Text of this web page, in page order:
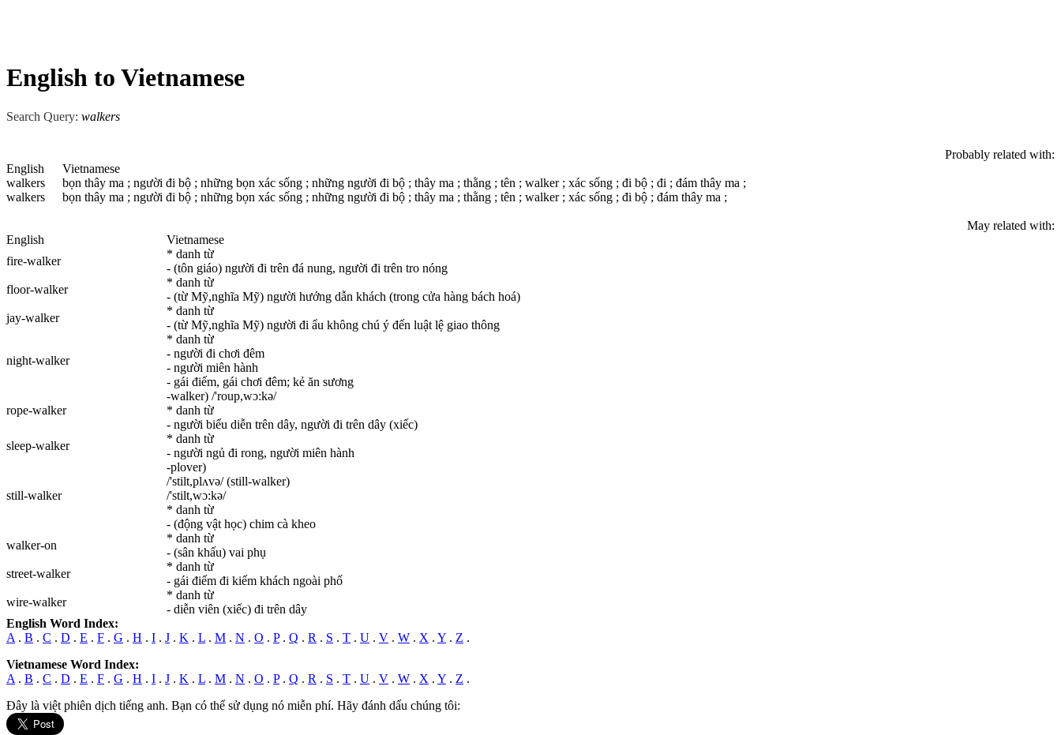
English to Vietnamese
Search Query: walkers
Probably related with:
English
Vietnamese
walkers
bọn thây ma ; người đi bộ ; những bọn xác sống ; những người đi bộ ; thây ma ; thằng ; tên ; walker ; xác sống ; đi bộ ; đi ; đám thây ma ;
walkers
bọn thây ma ; người đi bộ ; những bọn xác sống ; những người đi bộ ; thây ma ; thằng ; tên ; walker ; xác sống ; đi bộ ; đám thây ma ;
May related with:
English
Vietnamese
fire-walker
* danh từ
- (tôn giáo) người đi trên đá nung, người đi trên tro nóng
floor-walker
* danh từ
- (từ Mỹ,nghĩa Mỹ) người hướng dẫn khách (trong cửa hàng bách hoá)
jay-walker
* danh từ
- (từ Mỹ,nghĩa Mỹ) người đi ẩu không chú ý đến luật lệ giao thông
night-walker
* danh từ
- người đi chơi đêm
- người miên hành
- gái điếm, gái chơi đêm; kẻ ăn sương
rope-walker
-walker) /'roup,wɔ:kə/
* danh từ
- người biểu diễn trên dây, người đi trên dây (xiếc)
sleep-walker
* danh từ
- người ngủ đi rong, người miên hành
still-walker
-plover)
/'stilt,plʌvə/ (still-walker)
/'stilt,wɔ:kə/
* danh từ
- (động vật học) chim cà kheo
walker-on
* danh từ
- (sân khấu) vai phụ
street-walker
* danh từ
- gái điếm đi kiếm khách ngoài phố
wire-walker
* danh từ
- diễn viên (xiếc) đi trên dây
English Word Index:
A . B . C . D . E . F . G . H . I . J . K . L . M . N . O . P. Q . R . S . T . U . V . W . X . Y . Z .
Vietnamese Word Index:
A . B . C . D . E . F . G . H . I . J . K . L . M . N . O . P. Q . R . S . T . U . V . W . X . Y . Z .
Đây là việt phiên dịch tiếng anh. Bạn có thể sử dụng nó miễn phí. Hãy đánh dấu chúng tôi: